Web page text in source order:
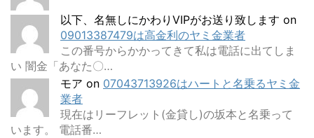
以下、名無しにかわりVIPがお送り致します on
09013387479は高金利のヤミ金業者
この番号からかかってきて私は電話に出てしま
い 闇金「あなた〇…
モア on 07043713926はハートと名乗るヤミ金
業者
現在はリーフレット(金貸し)の坂本と名乗って
います。 電話番…